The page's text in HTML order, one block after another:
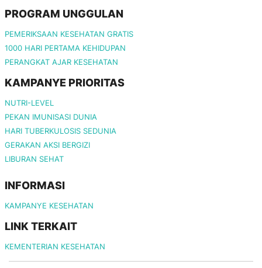
PROGRAM UNGGULAN
PEMERIKSAAN KESEHATAN GRATIS
1000 HARI PERTAMA KEHIDUPAN
PERANGKAT AJAR KESEHATAN
KAMPANYE PRIORITAS
NUTRI-LEVEL
PEKAN IMUNISASI DUNIA
HARI TUBERKULOSIS SEDUNIA
GERAKAN AKSI BERGIZI
LIBURAN SEHAT
INFORMASI
KAMPANYE KESEHATAN
LINK TERKAIT
KEMENTERIAN KESEHATAN